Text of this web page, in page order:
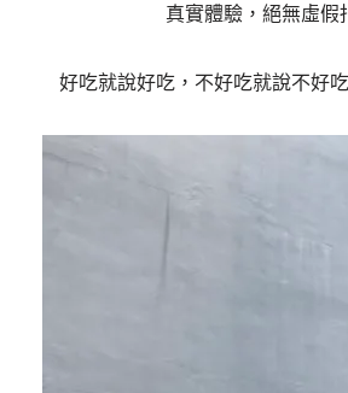
真實體驗，絕無虛假
好吃就說好吃，不好吃就說不好